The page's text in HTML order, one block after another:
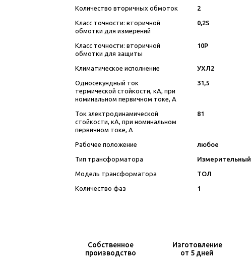
Количество вторичных обмоток 2
Класс точности: вторичной
обмотки для измерений
0,2S
Класс точности: вторичной
обмотки для защиты
10Р
Климатическое исполнение УХЛ2
Односекундный ток
термической стойкости, кА, при
номинальном первичном токе, А
31,5
Ток электродинамической
стойкости, кА, при номинальном
первичном токе, А
81
Рабочее положение любое
Тип трансформатора Измерительный
Модель трансформатора ТОЛ
Количество фаз 1
Собственное
производство
Изготовление
от 5 дней